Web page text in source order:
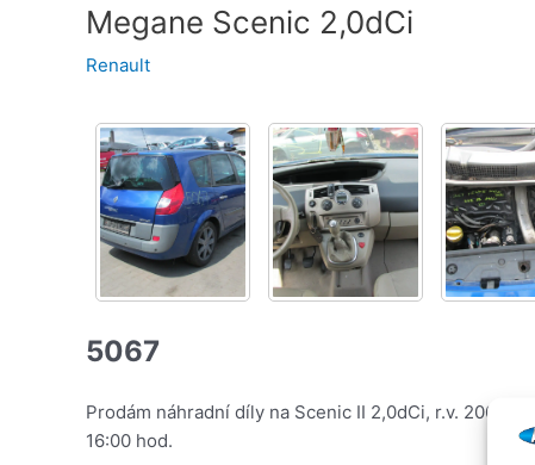
Megane Scenic 2,0dCi
Renault
5067
Prodám náhradní díly na Scenic II 2,0dCi, r.v. 2006,
16:00 hod.